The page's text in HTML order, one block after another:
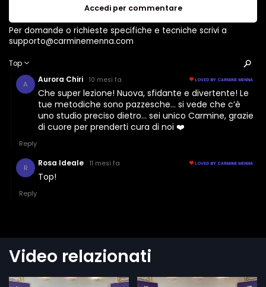
Video relazionati